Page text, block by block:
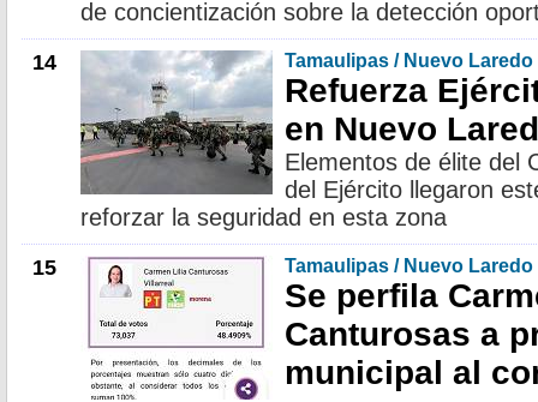
de concientización sobre la detección
14 Tamaulipas / Nuevo Laredo
Refuerza
en Nuevo
Elementos de élite del
del Ejército llegaron
reforzar la seguridad en esta zona
15 Tamaulipas / Nuevo Laredo
Se perfila
Canturosas a
municipal al